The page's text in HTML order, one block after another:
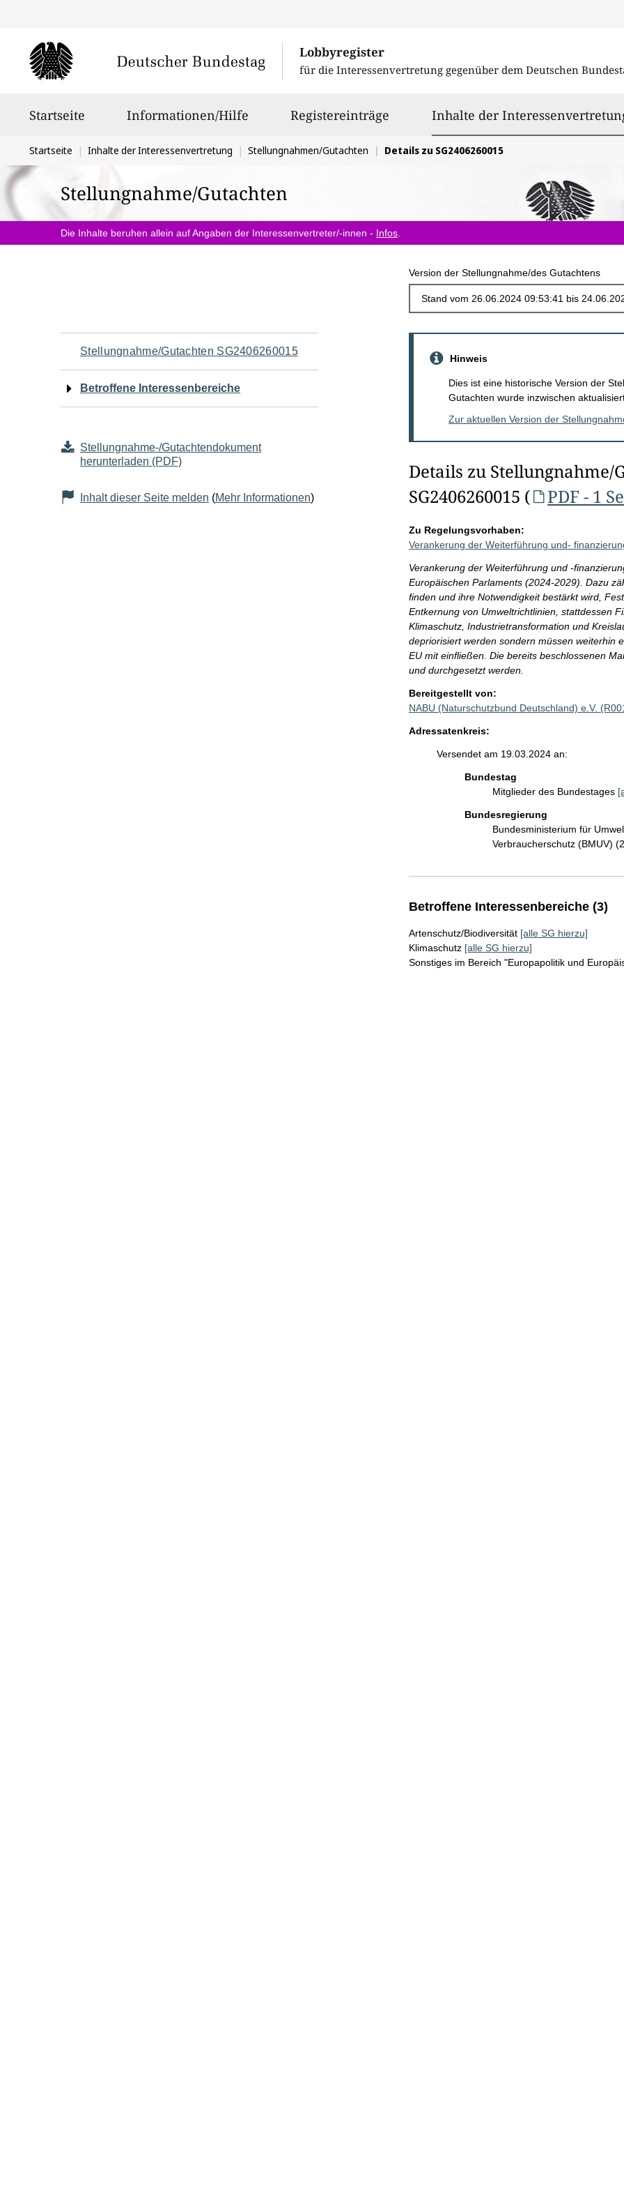
Lobbyregister
für die Interessenvertretung gegenüber dem Deutschen
Startseite Informationen/Hilfe Registereinträge Inhalte der
Sie
befinden
sich
hier:
Startseite Inhalte der Interessenvertretung Stellungnahmen/Gutachten Details zu SG2406260015
Stellungnahme/Gutachten
Die Inhalte beruhen allein auf Angaben der Interessenvertreter/-innen - Infos
Version der Stellungnahme/des Gutachtens
Navigation
für
Seiteninhalt
Stellungnahme/Gutachten SG2406260015
Betroffene Interessenbereiche
Stellungnahme-/Gutachtendokument
herunterladen (PDF)
Inhalt dieser Seite melden (Mehr Informationen)
Hinweis
Dies ist eine historische Version der
Gutachten wurde inzwischen
Zur aktuellen Version der
Details zu Stellungnahme/
SG2406260015 (
PDF - 1
Zu Regelungsvorhaben:
Verankerung der Weiterführung und-
Verankerung der Weiterführung und -
Europäischen Parlaments (2024-2029). Dazu
finden und ihre Notwendigkeit bestärkt wird,
Entkernung von Umweltrichtlinien, stattdessen
Klimaschutz, Industrietransformation und
depriorisiert werden sondern müssen weiterhin
EU mit einfließen. Die bereits beschlossenen
und durchgesetzt werden.
Bereitgestellt von:
NABU (Naturschutzbund Deutschland) e.V.
Adressatenkreis:
Versendet am 19.03.2024 an:
Bundestag
Mitglieder des Bundestages
Bundesregierung
Bundesministerium für
Verbraucherschutz (BMUV)
Betroffene Interessenbereiche (3)
Artenschutz/Biodiversität [alle SG hierzu]
Klimaschutz [alle SG hierzu]
Sonstiges im Bereich "Europapolitik und